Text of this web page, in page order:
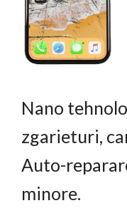
Nano
zgarieturi,
Auto-
minore.